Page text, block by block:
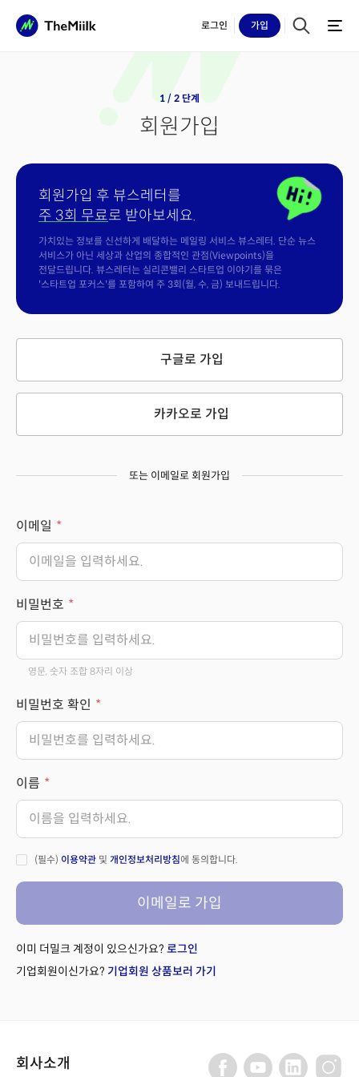
로그인 가입
1 / 2 단계
회원가입
회원가입 후 뷰스레터를
주 3회 무료로 받아보세요.
가치있는 정보를 신선하게 배달하는 메일링 서비스 뷰스레터. 단순 뉴스
서비스가 아닌 세상과 산업의 종합적인 관점(Viewpoints)을
전달드립니다. 뷰스레터는 실리콘밸리 스타트업 이야기를 묶은
'스타트업 포커스'를 포함하여 주 3회(월, 수, 금) 보내드립니다.
구글로 가입
카카오로 가입
또는 이메일로 회원가입
이메일
비밀번호
영문, 숫자 조합 8자리 이상
비밀번호 확인
이름
(필수) 이용약관 및 개인정보처리방침에 동의합니다.
이메일로 가입
이미 더밀크 계정이 있으신가요? 로그인
기업회원이신가요? 기업회원 상품보러 가기
회사소개